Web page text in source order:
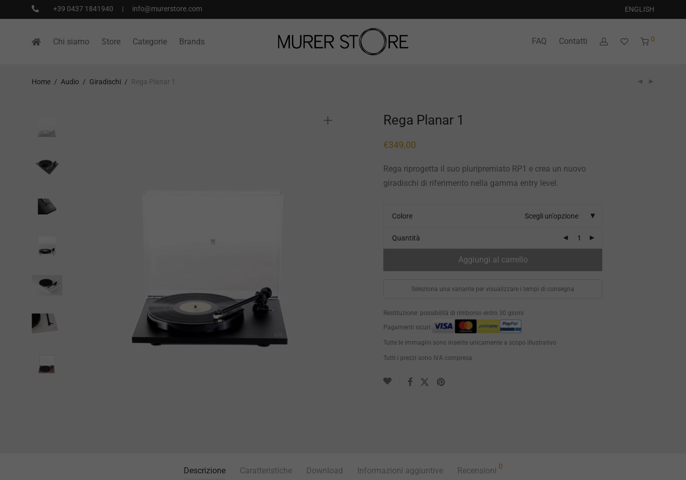
+39 0437 1841940 | info@murerstore.com ENGLISH
Chi siamo Store Categorie Brands FAQ Contatti 0
Home / Audio / Giradischi / Rega Planar 1
Rega Planar 1
€349,00
Rega riprogetta il suo pluripremiato RP1 e crea un nuovo
giradischi di riferimento nella gamma entry level.
Colore Scegli un'opzione
Quantità
Aggiungi al carrello
Seleziona una variante per visualizzare i tempi di consegna
Restituzione: possibilità di rimborso entro 30 giorni
Pagamenti sicuri:
Tutte le immagini sono inserite unicamente a scopo illustrativo
Tutti i prezzi sono IVA compresa
Descrizione Caratteristiche Download Informazioni aggiuntive Recensioni 0